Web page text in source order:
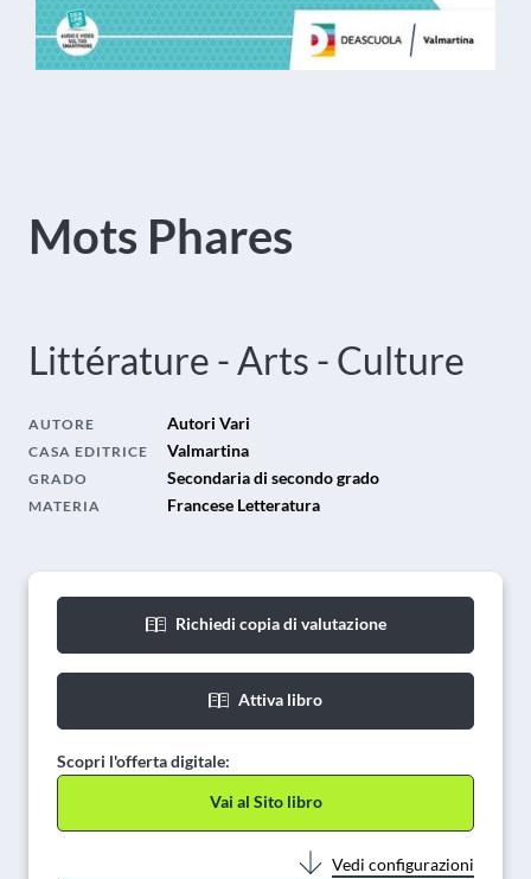
Mots Phares
Littérature - Arts - Culture
AUTORE Autori Vari
CASA EDITRICE Valmartina
GRADO Secondaria di secondo grado
MATERIA Francese Letteratura
Richiedi copia di valutazione
Attiva libro
Scopri l'offerta digitale:
Vai al Sito libro
Vedi configurazioni